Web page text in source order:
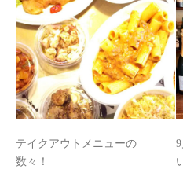
テイクアウトメニューの
数々！